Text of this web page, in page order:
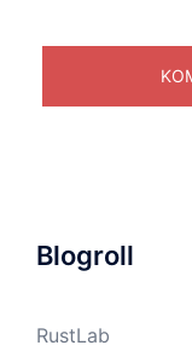
Blogroll
RustLab